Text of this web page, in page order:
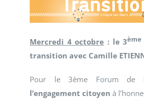
Mercredi 4 octobre : le 3ème
transition avec Camille
Pour le 3ème Forum de
l’engagement citoyen à